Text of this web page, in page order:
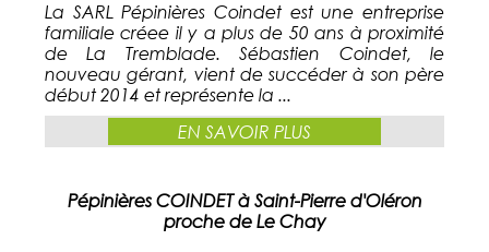
La SARL Pépinières Coindet est une entreprise
familiale créee il y a plus de 50 ans à proximité
de La Tremblade. Sébastien Coindet, le
nouveau gérant, vient de succéder à son père
début 2014 et représente la ...
EN SAVOIR PLUS
Pépinières COINDET à Saint-Pierre d'Oléron
proche de Le Chay